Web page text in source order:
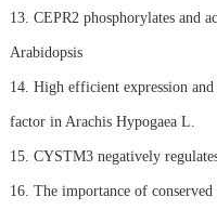
13. CEPR2 phosphorylates and
Arabidopsis
14. High efficient expression
factor in Arachis Hypogaea L.
15. CYSTM3 negatively
16. The importance of